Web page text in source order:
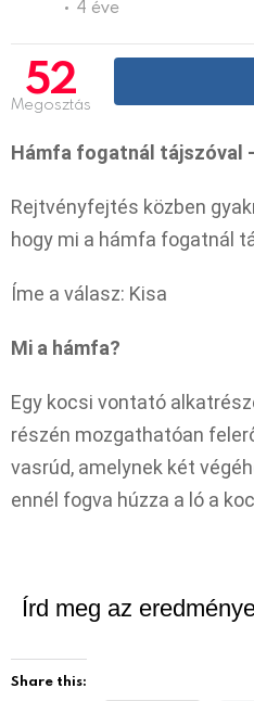
4 éve
52
Megosztás
Hámfa fogatnál tájszóval
Rejtvényfejtés közben
hogy mi a hámfa fogatnál
Íme a válasz: Kisa
Mi a hámfa?
Egy kocsi vontató
részén mozgathatóan
vasrúd, amelynek két
ennél fogva húzza a ló a
Írd meg az
Share this: